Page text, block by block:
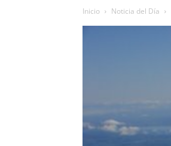
Inicio Noticia del Día